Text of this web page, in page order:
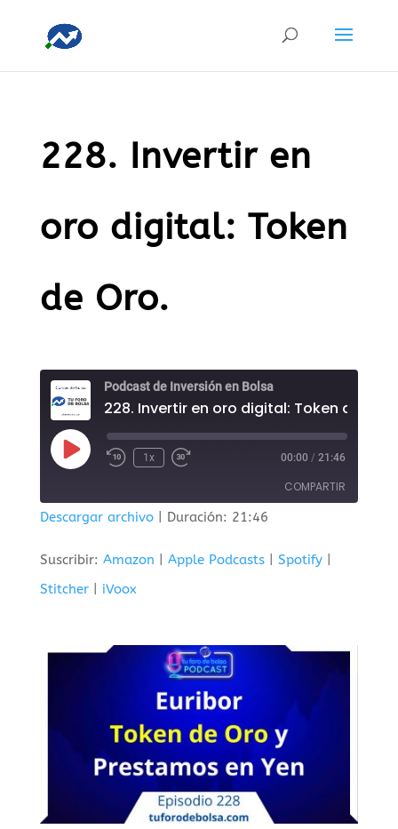
228. Invertir en
oro digital: Token
de Oro.
Podcast de Inversión en Bolsa
228. Invertir en oro digital: Token de Oro.
Reproducir
episodio
1x 00:00 / 21:46
COMPARTIR
Descargar archivo| Duración: 21:46
Suscribir: Amazon Apple Podcasts| Spotify|
Stitcher| iVoox